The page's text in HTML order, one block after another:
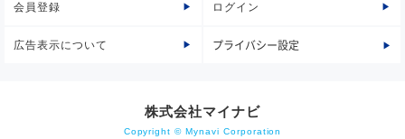
会員登録 ログイン
広告表示について プライバシー設定
株式会社マイナビ
Copyright © Mynavi Corporation